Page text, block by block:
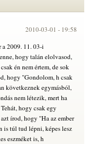
2010-03-01 - 19:58
2009. 11. 03-i
hogy talán elolvasod,
én nem értem, de sok
hogy "Gondolom, h csak
következnek egymásból,
nem létezik, mert ha
hogy csak egy
írod, hogy "Ha az ember
is túl tud lépni, képes lesz
eszméket is, h